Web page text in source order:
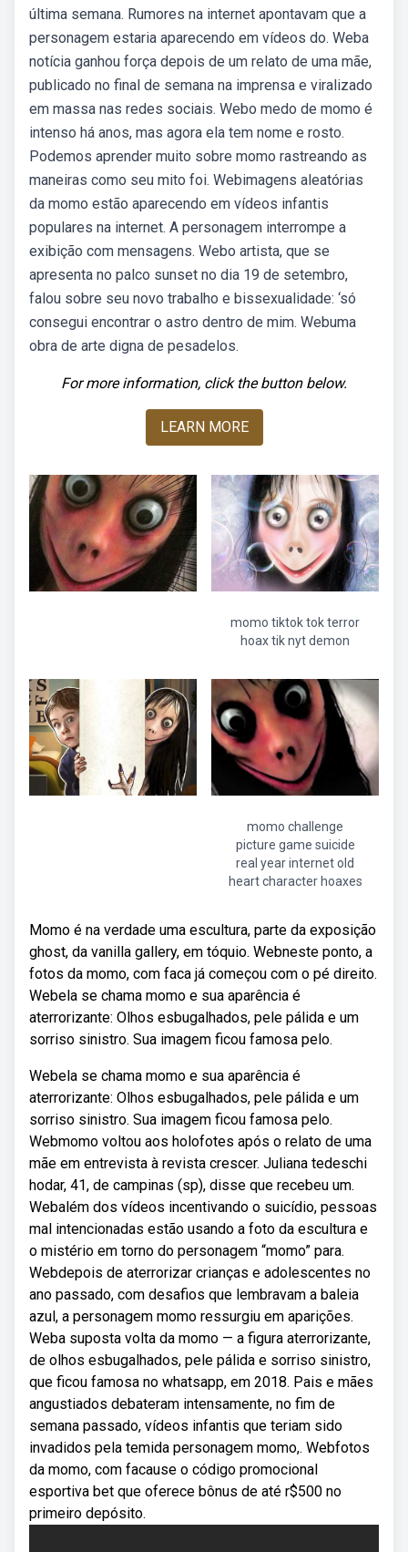
última semana. Rumores na internet apontavam que a
personagem estaria aparecendo em vídeos do. Weba
notícia ganhou força depois de um relato de uma mãe,
publicado no final de semana na imprensa e viralizado
em massa nas redes sociais. Webo medo de momo é
intenso há anos, mas agora ela tem nome e rosto.
Podemos aprender muito sobre momo rastreando as
maneiras como seu mito foi. Webimagens aleatórias
da momo estão aparecendo em vídeos infantis
populares na internet. A personagem interrompe a
exibição com mensagens. Webo artista, que se
apresenta no palco sunset no dia 19 de setembro,
falou sobre seu novo trabalho e bissexualidade: ‘só
consegui encontrar o astro dentro de mim. Webuma
obra de arte digna de pesadelos.
For more information, click the button below.
LEARN MORE
momo tiktok tok terror
hoax tik nyt demon
momo challenge
picture game suicide
real year internet old
heart character hoaxes
Momo é na verdade uma escultura, parte da exposição
ghost, da vanilla gallery, em tóquio. Webneste ponto, a
fotos da momo, com faca já começou com o pé direito.
Webela se chama momo e sua aparência é
aterrorizante: Olhos esbugalhados, pele pálida e um
sorriso sinistro. Sua imagem ficou famosa pelo.
Webela se chama momo e sua aparência é
aterrorizante: Olhos esbugalhados, pele pálida e um
sorriso sinistro. Sua imagem ficou famosa pelo.
Webmomo voltou aos holofotes após o relato de uma
mãe em entrevista à revista crescer. Juliana tedeschi
hodar, 41, de campinas (sp), disse que recebeu um.
Webalém dos vídeos incentivando o suicídio, pessoas
mal intencionadas estão usando a foto da escultura e
o mistério em torno do personagem “momo” para.
Webdepois de aterrorizar crianças e adolescentes no
ano passado, com desafios que lembravam a baleia
azul, a personagem momo ressurgiu em aparições.
Weba suposta volta da momo — a figura aterrorizante,
de olhos esbugalhados, pele pálida e sorriso sinistro,
que ficou famosa no whatsapp, em 2018. Pais e mães
angustiados debateram intensamente, no fim de
semana passado, vídeos infantis que teriam sido
invadidos pela temida personagem momo,. Webfotos
da momo, com facause o código promocional
esportiva bet que oferece bônus de até r$500 no
primeiro depósito.